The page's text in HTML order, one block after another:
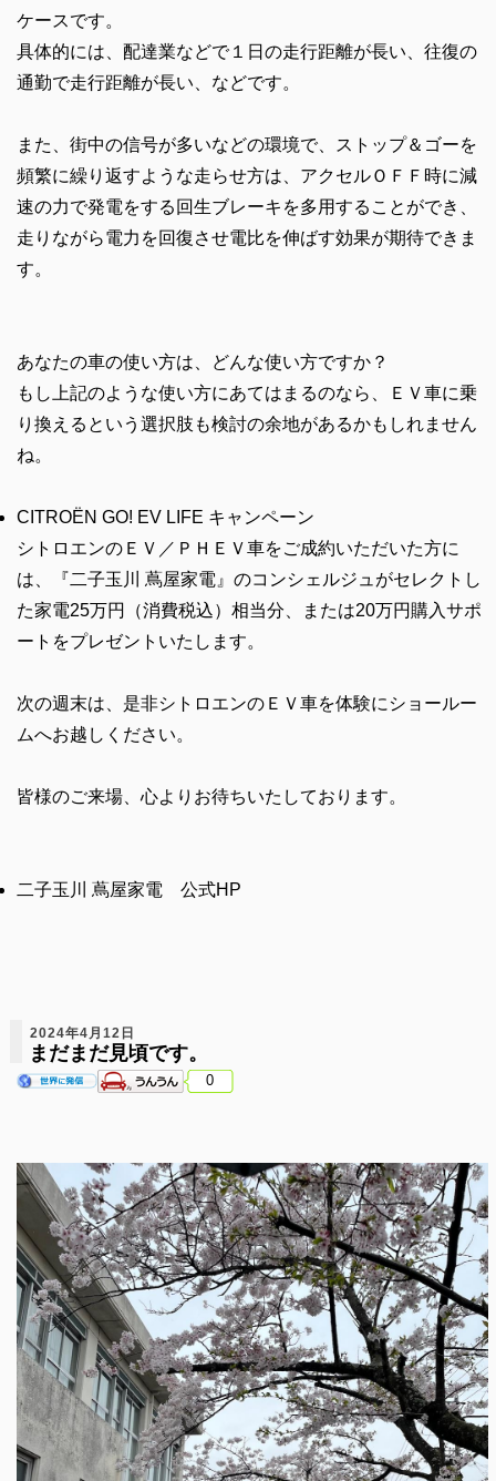
ケースです。
具体的には、配達業などで１日の走行距離が長い、往復の
通勤で走行距離が長い、などです。
また、街中の信号が多いなどの環境で、ストップ＆ゴーを
頻繁に繰り返すような走らせ方は、アクセルＯＦＦ時に減
速の力で発電をする回生ブレーキを多用することができ、
走りながら電力を回復させ電比を伸ばす効果が期待できま
す。
あなたの車の使い方は、どんな使い方ですか？
もし上記のような使い方にあてはまるのなら、ＥＶ車に乗
り換えるという選択肢も検討の余地があるかもしれません
ね。
CITROËN GO! EV LIFE キャンペーン
シトロエンのＥＶ／ＰＨＥＶ車をご成約いただいた方に
は、『二子玉川 蔦屋家電』のコンシェルジュがセレクトし
た家電25万円（消費税込）相当分、または20万円購入サポ
ートをプレゼントいたします。
次の週末は、是非シトロエンのＥＶ車を体験にショールー
ムへお越しください。
皆様のご来場、心よりお待ちいたしております。
二子玉川 蔦屋家電 公式HP
2024年4月12日
まだまだ見頃です。
0